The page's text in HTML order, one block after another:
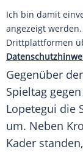
Ich bin damit
angezeigt
Drittplattformen
Gegenüber
Spieltag gegen
Lopetegui die
um. Neben
Kader